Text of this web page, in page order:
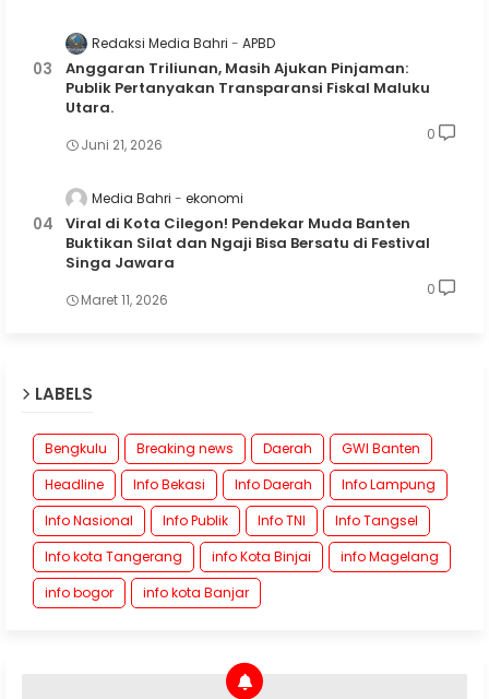
Redaksi Media Bahri APBD
Anggaran Triliunan, Masih Ajukan Pinjaman:
Publik Pertanyakan Transparansi Fiskal Maluku
Utara.
Juni 21, 2026
0
Media Bahri ekonomi
Viral di Kota Cilegon! Pendekar Muda Banten
Buktikan Silat dan Ngaji Bisa Bersatu di Festival
Singa Jawara
Maret 11, 2026
0
LABELS
Bengkulu Breaking news Daerah
GWI Banten
Headline
Info Bekasi Info Daerah
Info Lampung
Info Nasional
Info Publik Info TNI
Info Tangsel
Info kota Tangerang
info Kota Binjai
info Magelang
info bogor
info kota Banjar